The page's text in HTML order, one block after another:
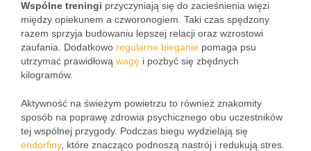
Wspólne treningi przyczyniają się do zacieśnienia więzi
między opiekunem a czworonogiem. Taki czas spędzony
razem sprzyja budowaniu lepszej relacji oraz wzrostowi
zaufania. Dodatkowo regularne bieganie pomaga psu
utrzymać prawidłową wagę i pozbyć się zbędnych
kilogramów.
Aktywność na świeżym powietrzu to również znakomity
sposób na poprawę zdrowia psychicznego obu uczestników
tej wspólnej przygody. Podczas biegu wydzielają się
endorfiny, które znacząco podnoszą nastrój i redukują stres.